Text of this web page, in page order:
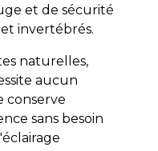
et de sécurité
invertébrés.
naturelles,
aucun
conserve
sans besoin